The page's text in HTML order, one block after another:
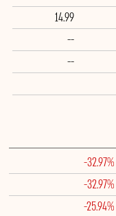
14.99
--
--
-32.97%
-32.97%
-25.94%